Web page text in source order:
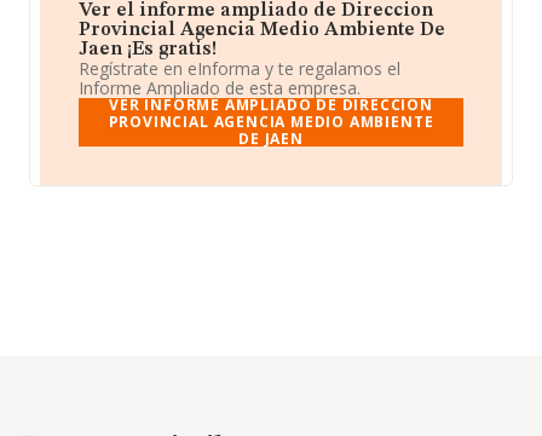
Ver el informe ampliado de Direccion
Provincial Agencia Medio Ambiente De
Jaen ¡Es gratis!
Regístrate en eInforma y te regalamos el
Informe Ampliado de esta empresa.
VER INFORME AMPLIADO DE DIRECCION
PROVINCIAL AGENCIA MEDIO AMBIENTE
DE JAEN